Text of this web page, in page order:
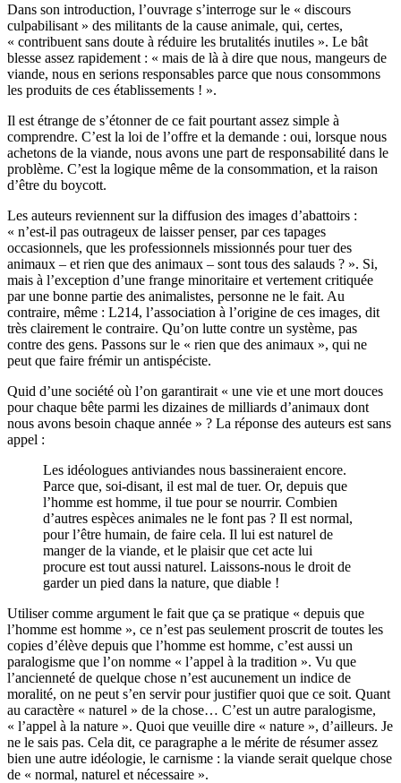
Dans son introduction, l’ouvrage s’interroge sur le « discours
culpabilisant » des militants de la cause animale, qui, certes,
« contribuent sans doute à réduire les brutalités inutiles ». Le bât
blesse assez rapidement : « mais de là à dire que nous, mangeurs de
viande, nous en serions responsables parce que nous consommons
les produits de ces établissements ! ».
Il est étrange de s’étonner de ce fait pourtant assez simple à
comprendre. C’est la loi de l’offre et la demande : oui, lorsque nous
achetons de la viande, nous avons une part de responsabilité dans le
problème. C’est la logique même de la consommation, et la raison
d’être du boycott.
Les auteurs reviennent sur la diffusion des images d’abattoirs :
« n’est-il pas outrageux de laisser penser, par ces tapages
occasionnels, que les professionnels missionnés pour tuer des
animaux – et rien que des animaux – sont tous des salauds ? ». Si,
mais à l’exception d’une frange minoritaire et vertement critiquée
par une bonne partie des animalistes, personne ne le fait. Au
contraire, même : L214, l’association à l’origine de ces images, dit
très clairement le contraire. Qu’on lutte contre un système, pas
contre des gens. Passons sur le « rien que des animaux », qui ne
peut que faire frémir un antispéciste.
Quid d’une société où l’on garantirait « une vie et une mort douces
pour chaque bête parmi les dizaines de milliards d’animaux dont
nous avons besoin chaque année » ? La réponse des auteurs est sans
appel :
Les idéologues antiviandes nous bassineraient encore.
Parce que, soi-disant, il est mal de tuer. Or, depuis que
l’homme est homme, il tue pour se nourrir. Combien
d’autres espèces animales ne le font pas ? Il est normal,
pour l’être humain, de faire cela. Il lui est naturel de
manger de la viande, et le plaisir que cet acte lui
procure est tout aussi naturel. Laissons-nous le droit de
garder un pied dans la nature, que diable !
Utiliser comme argument le fait que ça se pratique « depuis que
l’homme est homme », ce n’est pas seulement proscrit de toutes les
copies d’élève depuis que l’homme est homme, c’est aussi un
paralogisme que l’on nomme « l’appel à la tradition ». Vu que
l’ancienneté de quelque chose n’est aucunement un indice de
moralité, on ne peut s’en servir pour justifier quoi que ce soit. Quant
au caractère « naturel » de la chose… C’est un autre paralogisme,
« l’appel à la nature ». Quoi que veuille dire « nature », d’ailleurs. Je
ne le sais pas. Cela dit, ce paragraphe a le mérite de résumer assez
bien une autre idéologie, le carnisme : la viande serait quelque chose
de « normal, naturel et nécessaire ».